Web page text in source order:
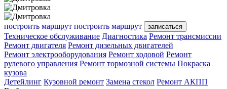
построить маршрут построить маршрут записаться
Техническое обслуживание Диагностика Ремонт трансмиссии
Ремонт двигателя Ремонт дизельных двигателей
Ремонт электрооборудования Ремонт ходовой Ремонт
рулевого управления Ремонт тормозной системы Покраска
кузова
Детейлинг Кузовной ремонт Замена стекол Ремонт АКПП